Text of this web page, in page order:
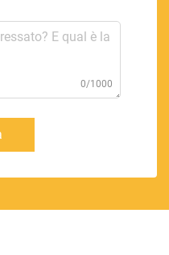
0/1000